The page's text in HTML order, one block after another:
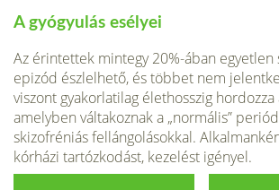
A gyógyulás esélyei
Az érintettek mintegy 20%-ában egyetlen
epizód észlelhető, és többet nem
viszont gyakorlatilag élet­hosszig
amelyben váltakoznak a „normális”
skizofréniás fellángolásokkal.
kórházi tartózkodást, kezelést igényel.